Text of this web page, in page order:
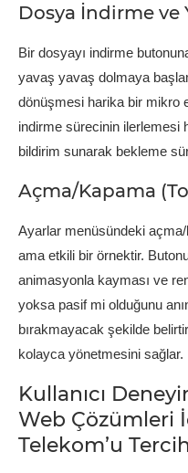
Dosya İndirme ve
Bir dosyayı indirme
yavaş yavaş dolmaya
dönüşmesi harika bir mikro
indirme sürecinin ilerlemesi
bildirim sunarak bekleme
Açma/Kapama
Ayarlar menüsündeki
ama etkili bir örnektir.
animasyonla kayması ve
yoksa pasif mi olduğunu
bırakmayacak şekilde
kolayca yönetmesini sağlar.
Kullanıcı
Web Çözümleri
Telekom’u